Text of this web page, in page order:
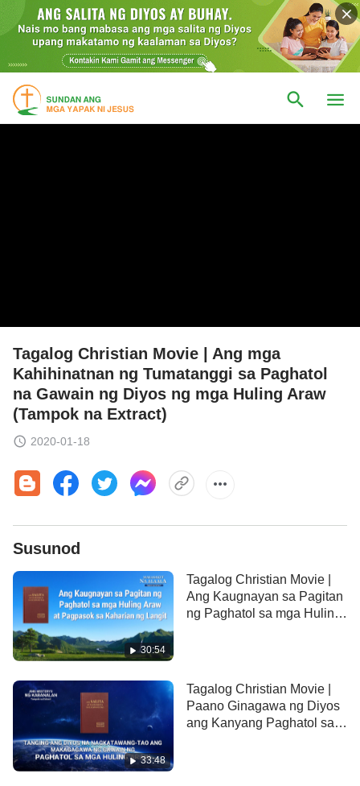
Tagalog Christian Movie | Ang mga
Kahihinatnan ng Tumatanggi sa Paghatol
na Gawain ng Diyos ng mga Huling Araw
(Tampok na Extract)
2020-01-18
Susunod
30:54
Tagalog Christian Movie |
Ang Kaugnayan sa Pagitan
ng Paghatol sa mga Huling
33:48
Tagalog Christian Movie |
Paano Ginagawa ng Diyos
ang Kanyang Paghatol sa